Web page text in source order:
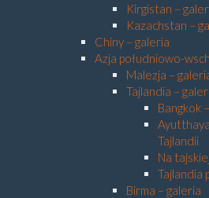
Kirgistan –
Kazachstan –
Chiny – galeria
Azja południowo-
Malezja –
Tajlandia –
Bangkok
Tajlandii
Na
Tajlandia
Birma – galeria